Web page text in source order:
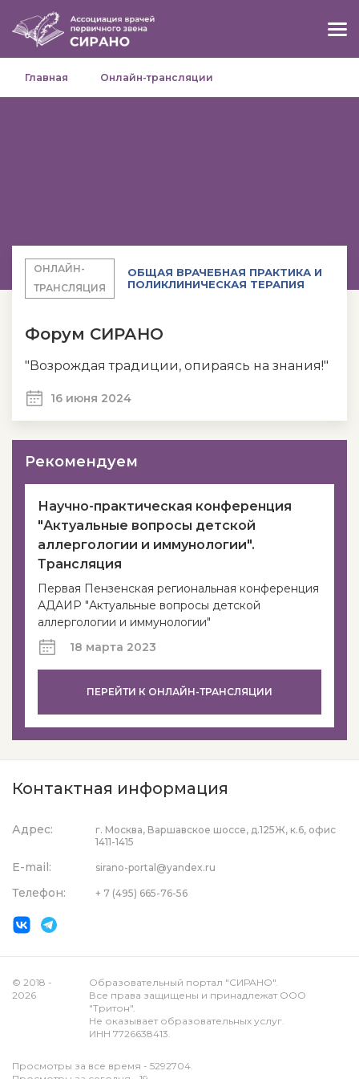
Главная Онлайн-трансляции
ОНЛАЙН-
ТРАНСЛЯЦИЯ
ОБЩАЯ ВРАЧЕБНАЯ ПРАКТИКА И
ПОЛИКЛИНИЧЕСКАЯ ТЕРАПИЯ
Форум СИРАНО
"Возрождая традиции, опираясь на знания!"
16 июня 2024
Рекомендуем
Научно-практическая конференция
"Актуальные вопросы детской
аллергологии и иммунологии".
Трансляция
Первая Пензенская региональная конференция
АДАИР "Актуальные вопросы детской
аллергологии и иммунологии"
18 марта 2023
ПЕРЕЙТИ К ОНЛАЙН-ТРАНСЛЯЦИИ
Контактная информация
Адрес:
г. Москва, Варшавское шоссе, д.125Ж, к.6, офис
1411-1415
E-mail: sirano-portal@yandex.ru
Телефон: + 7 (495) 665-76-56
© 2018 -
2026
Образовательный портал "СИРАНО".
Все права защищены и принадлежат ООО
"Тритон".
Не оказывает образовательных услуг.
ИНН 7726638413.
Просмотры за все время - 5292704.